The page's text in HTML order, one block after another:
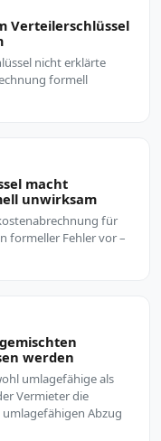
Verteilerschlüssel
nicht erklärte
formell
macht
unwirksam
für
formeller Fehler vor –
werden
umlagefähige als
Vermieter die
Abzug